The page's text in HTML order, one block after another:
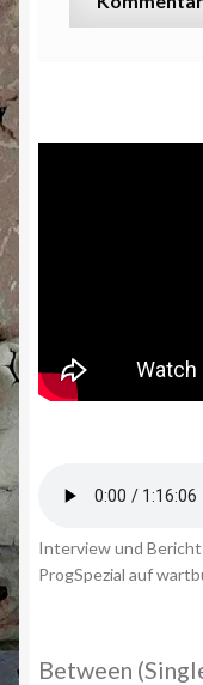
Interview und
ProgSpezial auf
Between